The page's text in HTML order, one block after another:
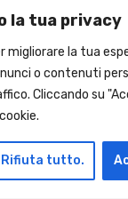
la tua privacy
migliorare la tua
o contenuti
Cliccando su
Rifiuta tutto.
Le Asciugatrici
AI
e vantaggi del
di calore